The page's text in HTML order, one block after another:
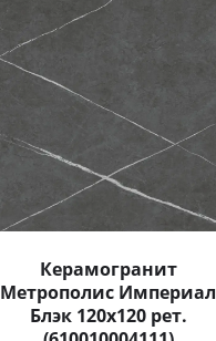
Керамогранит
Метрополис Империал
Блэк 120x120 рет.